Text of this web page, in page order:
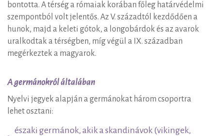
bontotta. A térség a rómaiak korában főleg határvédelmi
szempontból volt jelentős. Az V. századtól kezdődően a
hunok, majd a keleti gótok, a longobárdok és az avarok
uralkodtak a térségben, míg végül a IX. században
megérkeztek a magyarok.
A germánokról általában
Nyelvi jegyek alapján a germánokat három csoportra
lehet osztani:
északi germánok, akik a skandinávok (vikingek,